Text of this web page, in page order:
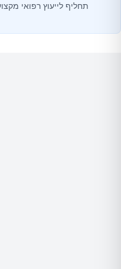
תחליף לייעוץ רפואי